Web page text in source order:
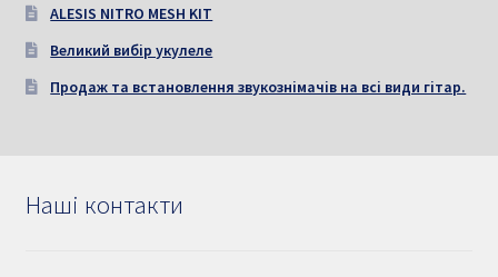
ALESIS NITRO MESH KIT
Великий вибір укулеле
Продаж та встановлення звукознімачів на всі види гітар.
Наші контакти